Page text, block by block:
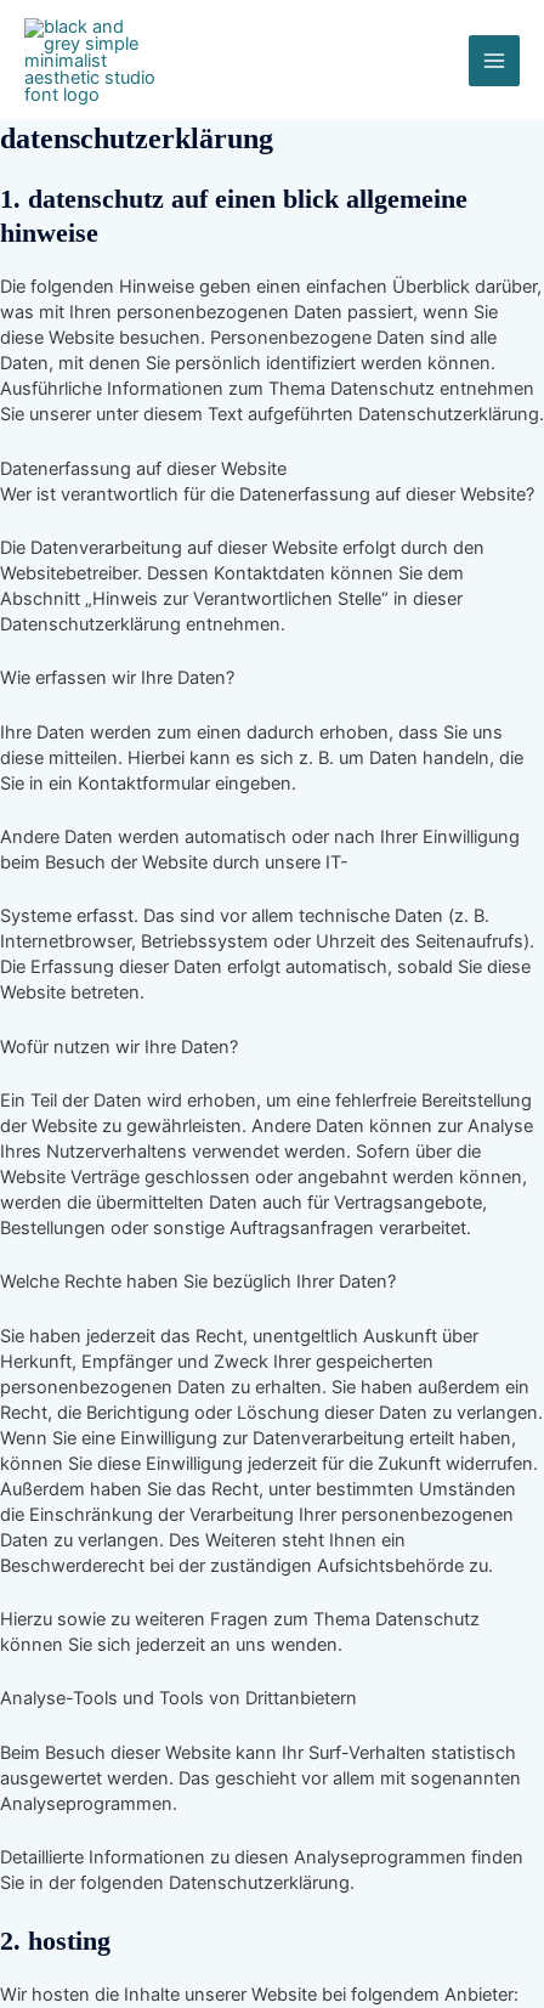
Inhalt
springen
datenschutzerklärung
1. datenschutz auf einen blick allgemeine
hinweise
Die folgenden Hinweise geben einen einfachen Überblick darüber,
was mit Ihren personenbezogenen Daten passiert, wenn Sie
diese Website besuchen. Personenbezogene Daten sind alle
Daten, mit denen Sie persönlich identifiziert werden können.
Ausführliche Informationen zum Thema Datenschutz entnehmen
Sie unserer unter diesem Text aufgeführten Datenschutzerklärung.
Datenerfassung auf dieser Website
Wer ist verantwortlich für die Datenerfassung auf dieser Website?
Die Datenverarbeitung auf dieser Website erfolgt durch den
Websitebetreiber. Dessen Kontaktdaten können Sie dem
Abschnitt „Hinweis zur Verantwortlichen Stelle“ in dieser
Datenschutzerklärung entnehmen.
Wie erfassen wir Ihre Daten?
Ihre Daten werden zum einen dadurch erhoben, dass Sie uns
diese mitteilen. Hierbei kann es sich z. B. um Daten handeln, die
Sie in ein Kontaktformular eingeben.
Andere Daten werden automatisch oder nach Ihrer Einwilligung
beim Besuch der Website durch unsere IT-
Systeme erfasst. Das sind vor allem technische Daten (z. B.
Internetbrowser, Betriebssystem oder Uhrzeit des Seitenaufrufs).
Die Erfassung dieser Daten erfolgt automatisch, sobald Sie diese
Website betreten.
Wofür nutzen wir Ihre Daten?
Ein Teil der Daten wird erhoben, um eine fehlerfreie Bereitstellung
der Website zu gewährleisten. Andere Daten können zur Analyse
Ihres Nutzerverhaltens verwendet werden. Sofern über die
Website Verträge geschlossen oder angebahnt werden können,
werden die übermittelten Daten auch für Vertragsangebote,
Bestellungen oder sonstige Auftragsanfragen verarbeitet.
Welche Rechte haben Sie bezüglich Ihrer Daten?
Sie haben jederzeit das Recht, unentgeltlich Auskunft über
Herkunft, Empfänger und Zweck Ihrer gespeicherten
personenbezogenen Daten zu erhalten. Sie haben außerdem ein
Recht, die Berichtigung oder Löschung dieser Daten zu verlangen.
Wenn Sie eine Einwilligung zur Datenverarbeitung erteilt haben,
können Sie diese Einwilligung jederzeit für die Zukunft widerrufen.
Außerdem haben Sie das Recht, unter bestimmten Umständen
die Einschränkung der Verarbeitung Ihrer personenbezogenen
Daten zu verlangen. Des Weiteren steht Ihnen ein
Beschwerderecht bei der zuständigen Aufsichtsbehörde zu.
Hierzu sowie zu weiteren Fragen zum Thema Datenschutz
können Sie sich jederzeit an uns wenden.
Analyse-Tools und Tools von Drittanbietern
Beim Besuch dieser Website kann Ihr Surf-Verhalten statistisch
ausgewertet werden. Das geschieht vor allem mit sogenannten
Analyseprogrammen.
Detaillierte Informationen zu diesen Analyseprogrammen finden
Sie in der folgenden Datenschutzerklärung.
2. hosting
Wir hosten die Inhalte unserer Website bei folgendem Anbieter: